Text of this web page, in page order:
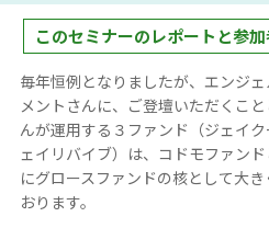
このセミナーのレポートと参
毎年恒例となりましたが、エンジ
メントさんに、ご登壇いただくこ
んが運用する３ファンド（ジェイ
ェイリバイブ）は、コドモファン
にグロースファンドの核として大
おります。